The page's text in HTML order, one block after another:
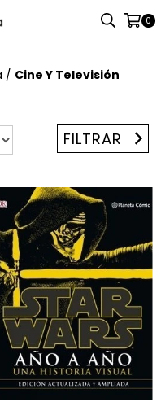
0
/ Cine Y Televisión
FILTRAR